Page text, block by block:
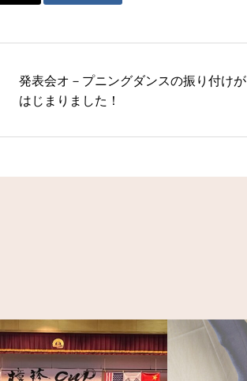
発表会オ－プニングダンスの振り付けが
はじまりました！